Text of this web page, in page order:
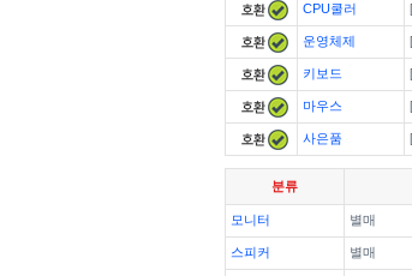
CPU쿨러
운영체제
키보드
마우스
사은품
분류
모니터 별매
스피커 별매